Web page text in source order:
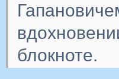
блокноте.